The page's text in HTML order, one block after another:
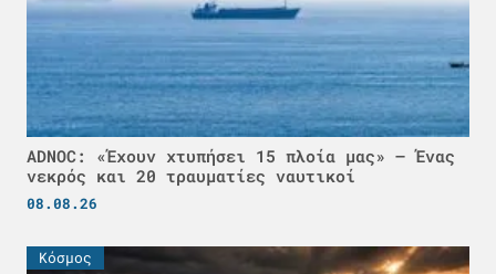
ADNOC: «Έχουν χτυπήσει 15 πλοία μας» – Ένας
νεκρός και 20 τραυματίες ναυτικοί
08.08.26
Κόσμος